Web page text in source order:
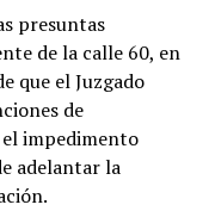
presuntas
de la calle 60, en
que el Juzgado
de
impedimento
adelantar la